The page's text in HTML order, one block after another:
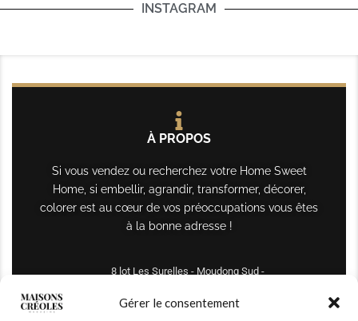
Gérer le consentement
INSTAGRAM
À PROPOS
Si vous vendez ou recherchez votre Home Sweet
Home, si embellir, agrandir, transformer, décorer,
colorer est au cœur de vos préoccupations vous êtes
à la bonne adresse !
8 lot Les Surelles - Moudong Sud -